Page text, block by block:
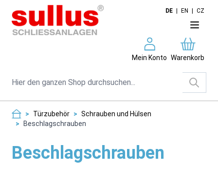
Direkt zum Inhalt
DE EN CZ
Mein Konto Warenkorb
Suche
> Türzubehör > Schrauben und Hülsen
>
Beschlagschrauben
Beschlagschrauben